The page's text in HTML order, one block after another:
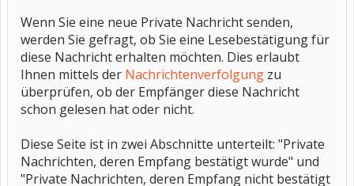
Wenn Sie eine neue Private Nachricht senden,
werden Sie gefragt, ob Sie eine Lesebestätigung für
diese Nachricht erhalten möchten. Dies erlaubt
Ihnen mittels der Nachrichtenverfolgung zu
überprüfen, ob der Empfänger diese Nachricht
schon gelesen hat oder nicht.
Diese Seite ist in zwei Abschnitte unterteilt: "Private
Nachrichten, deren Empfang bestätigt wurde" und
"Private Nachrichten, deren Empfang nicht bestätigt